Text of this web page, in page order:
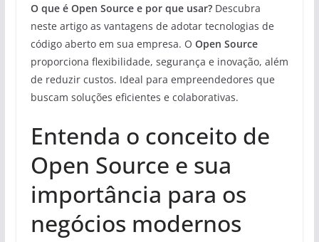
O que é Open Source e por que usar?Descubra
neste artigo as vantagens de adotar tecnologias de
código aberto em sua empresa. O Open Source
proporciona flexibilidade, segurança e inovação, além
de reduzir custos. Ideal para empreendedores que
buscam soluções eficientes e colaborativas.
Entenda o conceito de
Open Source e sua
importância para os
negócios modernos